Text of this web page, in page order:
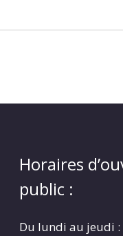
Horaires
public :
Du lundi au jeudi :